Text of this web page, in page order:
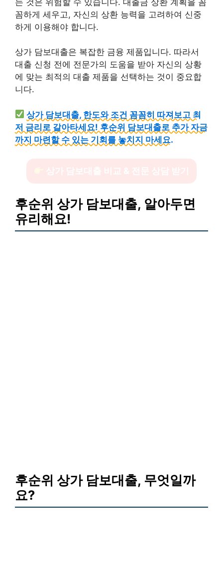
꼼하게 세우고, 자신의 상환 능력을 고려하여 신중
하게 이용해야 합니다.
상가 담보대출은 복잡한 금융 제품입니다. 따라서
대출 신청 전에 전문가의 도움을 받아 자신의 상황
에 맞는 최적의 대출 제품을 선택하는 것이 중요합
니다.
상가 담보대출, 한도와 조건 꼼꼼히 따져보고 최
저 금리로 갈아타세요! 후순위 담보대출로 추가 자금
까지 마련할 수 있는 기회를 놓치지 마세요.
후순위 상가 담보대출, 알아두면
유리해요!
후순위 상가 담보대출, 무엇일까
요?